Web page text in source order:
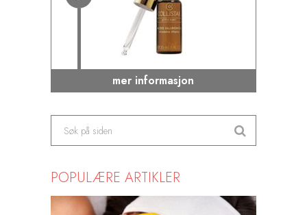
mer informasjon
POPULÆRE ARTIKLER